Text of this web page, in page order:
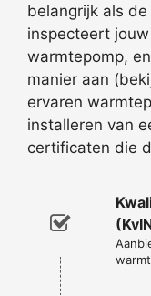
belangrijk als
inspecteert
warmtepomp,
manier aan
ervaren
installeren van
certificaten die